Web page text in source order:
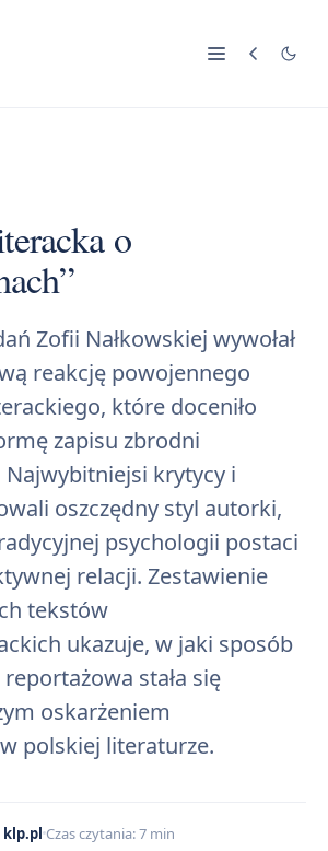
o
Zofii Nałkowskiej wywołał
reakcję powojennego
które doceniło
zapisu zbrodni
krytycy i
oszczędny styl autorki,
psychologii postaci
relacji. Zestawienie
tekstów
ukazuje, w jaki sposób
stała się
oskarżeniem
polskiej literaturze.
klp.pl Czas czytania: 7 min